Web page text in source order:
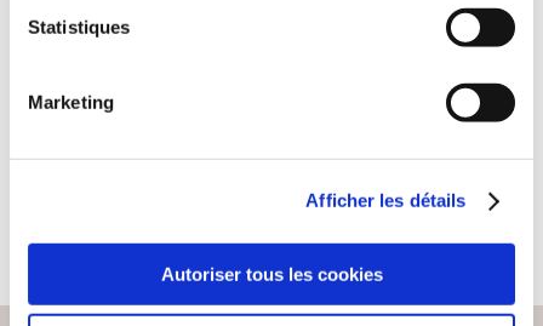
Statistiques
Marketing
Afficher les détails
Autoriser tous les cookies
MADEMOISELLE C.